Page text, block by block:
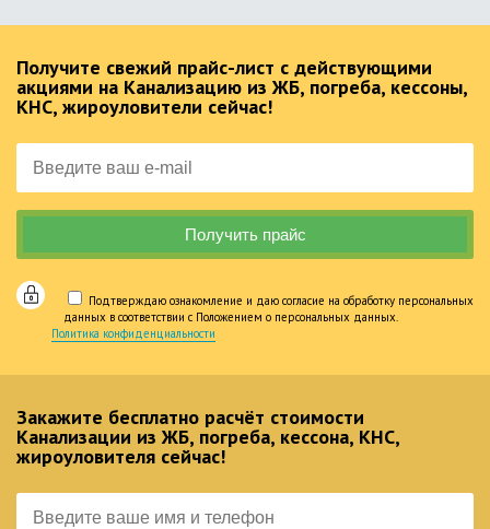
Получите свежий прайс-лист с действующими
акциями на Канализацию из ЖБ, погреба, кессоны,
КНС, жироуловители сейчас!
Подтверждаю ознакомление и даю согласие на обработку персональных
данных в соответствии с Положением о персональных данных.
Политика конфиденциальности
Закажите бесплатно расчёт стоимости
Канализации из ЖБ, погреба, кессона, КНС,
жироуловителя сейчас!